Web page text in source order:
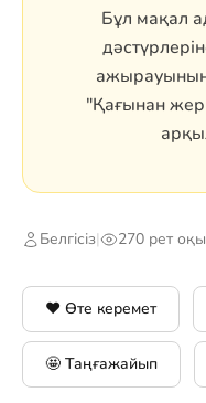
Бұл мақал
ажырауының
"Қағынан
Белгісіз| 270 рет
❤️ Өте керемет
🤩 Таңғажайып